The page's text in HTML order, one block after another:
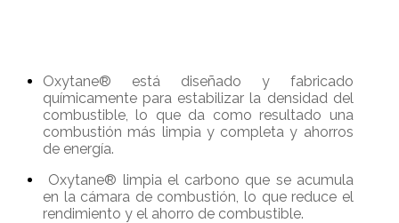
Oxytane® está diseñado y fabricado
químicamente para estabilizar la densidad del
combustible, lo que da como resultado una
combustión más limpia y completa y ahorros
de energía.
Oxytane® limpia el carbono que se acumula
en la cámara de combustión, lo que reduce el
rendimiento y el ahorro de combustible.